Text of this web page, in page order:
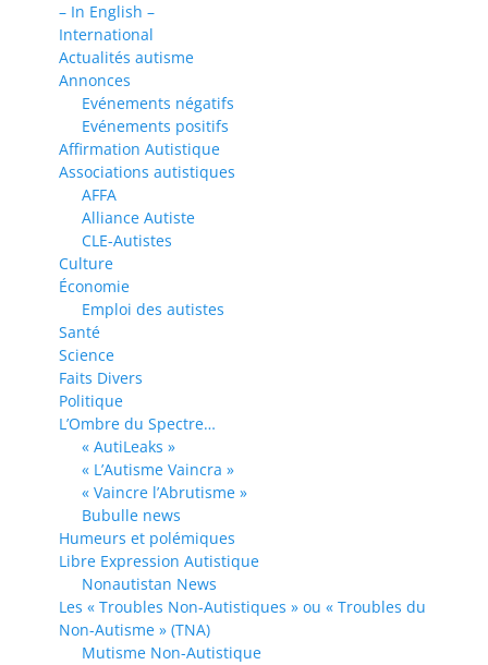
– In English –
International
Actualités autisme
Annonces
Evénements négatifs
Evénements positifs
Affirmation Autistique
Associations autistiques
AFFA
Alliance Autiste
CLE-Autistes
Culture
Économie
Emploi des autistes
Santé
Science
Faits Divers
Politique
L’Ombre du Spectre…
« AutiLeaks »
« L’Autisme Vaincra »
« Vaincre l’Abrutisme »
Bubulle news
Humeurs et polémiques
Libre Expression Autistique
Nonautistan News
Les « Troubles Non-Autistiques » ou « Troubles du
Non-Autisme » (TNA)
Mutisme Non-Autistique